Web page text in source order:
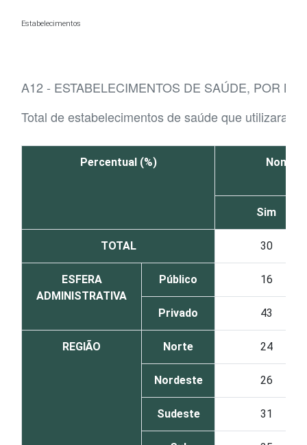
Estabelecimentos
A12 - ESTABELECIMENTOS DE SAÚDE, POR
Total de estabelecimentos de saúde que utilizaram
Percentual (%)
Sim
TOTAL 30
ESFERA
ADMINISTRATIVA
Público 16
Privado 43
REGIÃO Norte 24
Nordeste 26
Sudeste 31